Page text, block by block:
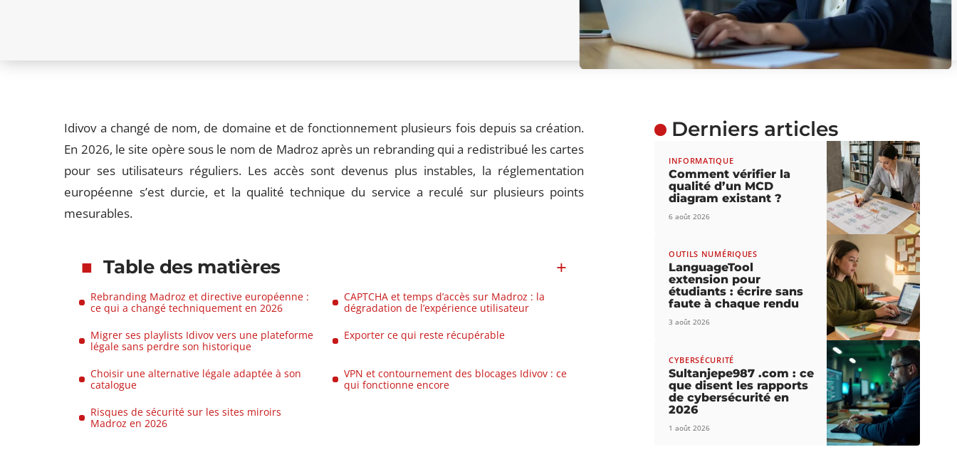
Idivov a changé de nom, de domaine et de fonctionnement plusieurs fois depuis sa création.
En 2026, le site opère sous le nom de Madroz après un rebranding qui a redistribué les cartes
pour ses utilisateurs réguliers. Les accès sont devenus plus instables, la réglementation
européenne s’est durcie, et la qualité technique du service a reculé sur plusieurs points
mesurables.
Table des matières
Rebranding Madroz et directive européenne :
ce qui a changé techniquement en 2026
CAPTCHA et temps d’accès sur Madroz : la
dégradation de l’expérience utilisateur
Migrer ses playlists Idivov vers une plateforme
légale sans perdre son historique
Exporter ce qui reste récupérable
Choisir une alternative légale adaptée à son
catalogue
VPN et contournement des blocages Idivov : ce
qui fonctionne encore
Risques de sécurité sur les sites miroirs
Madroz en 2026
Derniers articles
INFORMATIQUE
Comment vérifier la
qualité d’un MCD
diagram existant ?
6 août 2026
OUTILS NUMÉRIQUES
LanguageTool
extension pour
étudiants : écrire sans
faute à chaque rendu
3 août 2026
CYBERSÉCURITÉ
Sultanjepe987 .com : ce
que disent les rapports
de cybersécurité en
2026
1 août 2026